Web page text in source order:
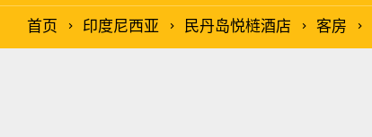
首页 印度尼西亚 民丹岛悦梿酒店 客房